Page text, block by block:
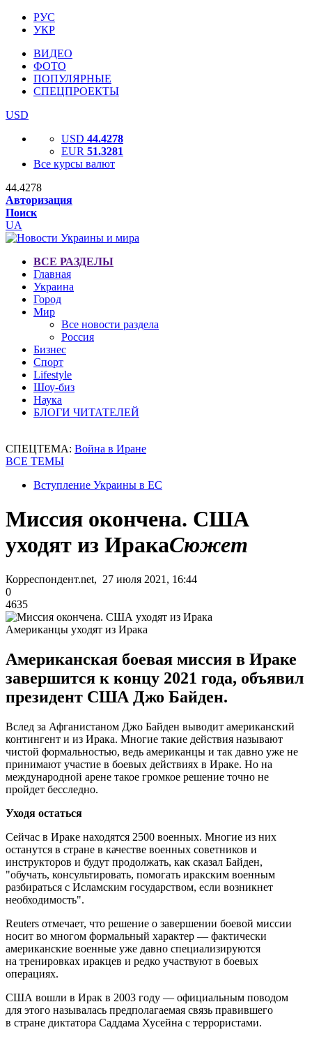
РУС
УКР
ВИДЕО
ФОТО
ПОПУЛЯРНЫЕ
СПЕЦПРОЕКТЫ
USD
USD 44.4278
EUR 51.3281
Все курсы валют
44.4278
Авторизация
Поиск
UA
ВСЕ РАЗДЕЛЫ
Главная
Украина
Город
Мир
Все новости раздела
Россия
Бизнес
Спорт
Lifestyle
Шоу-биз
Наука
БЛОГИ ЧИТАТЕЛЕЙ
СПЕЦТЕМА: Война в Иране
ВСЕ ТЕМЫ
Вступление Украины в ЕС
Миссия окончена. США
уходят из ИракаСюжет
Корреспондент.net, 27 июля 2021, 16:44
0
4635
Американцы уходят из Ирака
Американская боевая миссия в Ираке
завершится к концу 2021 года, объявил
президент США Джо Байден.
Вслед за Афганистаном Джо Байден выводит американский
контингент и из Ирака. Многие такие действия называют
чистой формальностью, ведь американцы и так давно уже не
принимают участие в боевых действиях в Ираке. Но на
международной арене такое громкое решение точно не
пройдет бесследно.
Уходя остаться
Сейчас в Ираке находятся 2500 военных. Многие из них
останутся в стране в качестве военных советников и
инструкторов и будут продолжать, как сказал Байден,
"обучать, консультировать, помогать иракским военным
разбираться с Исламским государством, если возникнет
необходимость".
Reuters отмечает, что решение о завершении боевой миссии
носит во многом формальный характер — фактически
американские военные уже давно специализируются
на тренировках иракцев и редко участвуют в боевых
операциях.
США вошли в Ирак в 2003 году — официальным поводом
для этого называлась предполагаемая связь правившего
в стране диктатора Саддама Хусейна с террористами.